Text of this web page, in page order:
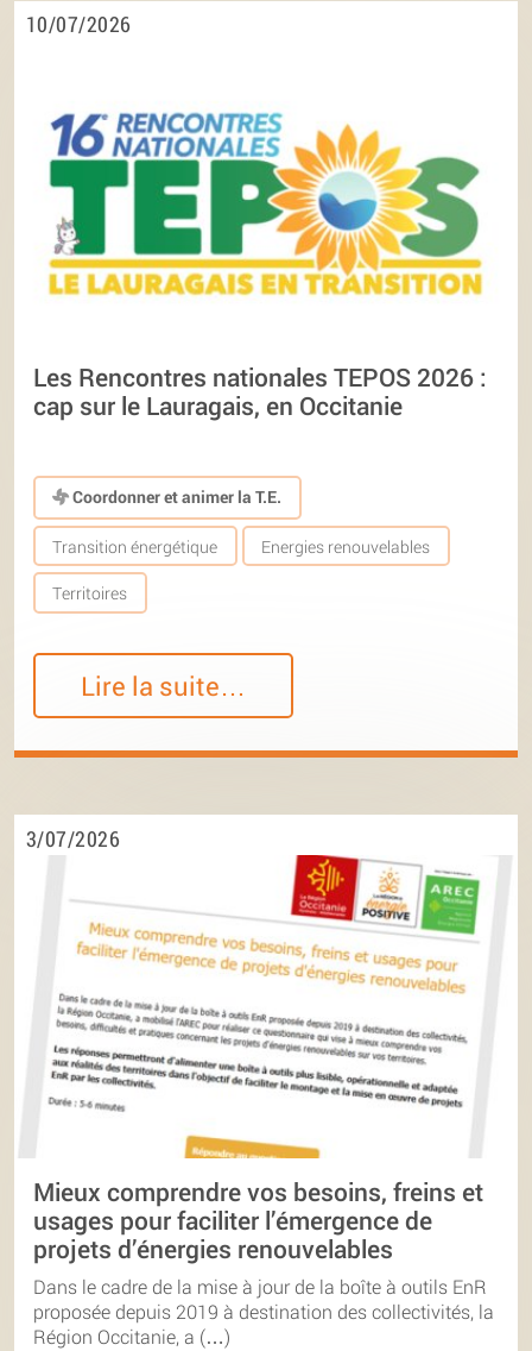
10/07/2026
Les Rencontres nationales TEPOS 2026 :
cap sur le Lauragais, en Occitanie
Coordonner et animer la T.E.
Transition énergétique Energies renouvelables
Territoires
Lire la suite…
3/07/2026
Mieux comprendre vos besoins, freins et
usages pour faciliter l’émergence de
projets d’énergies renouvelables
Dans le cadre de la mise à jour de la boîte à outils EnR
proposée depuis 2019 à destination des collectivités, la
Région Occitanie, a (…)